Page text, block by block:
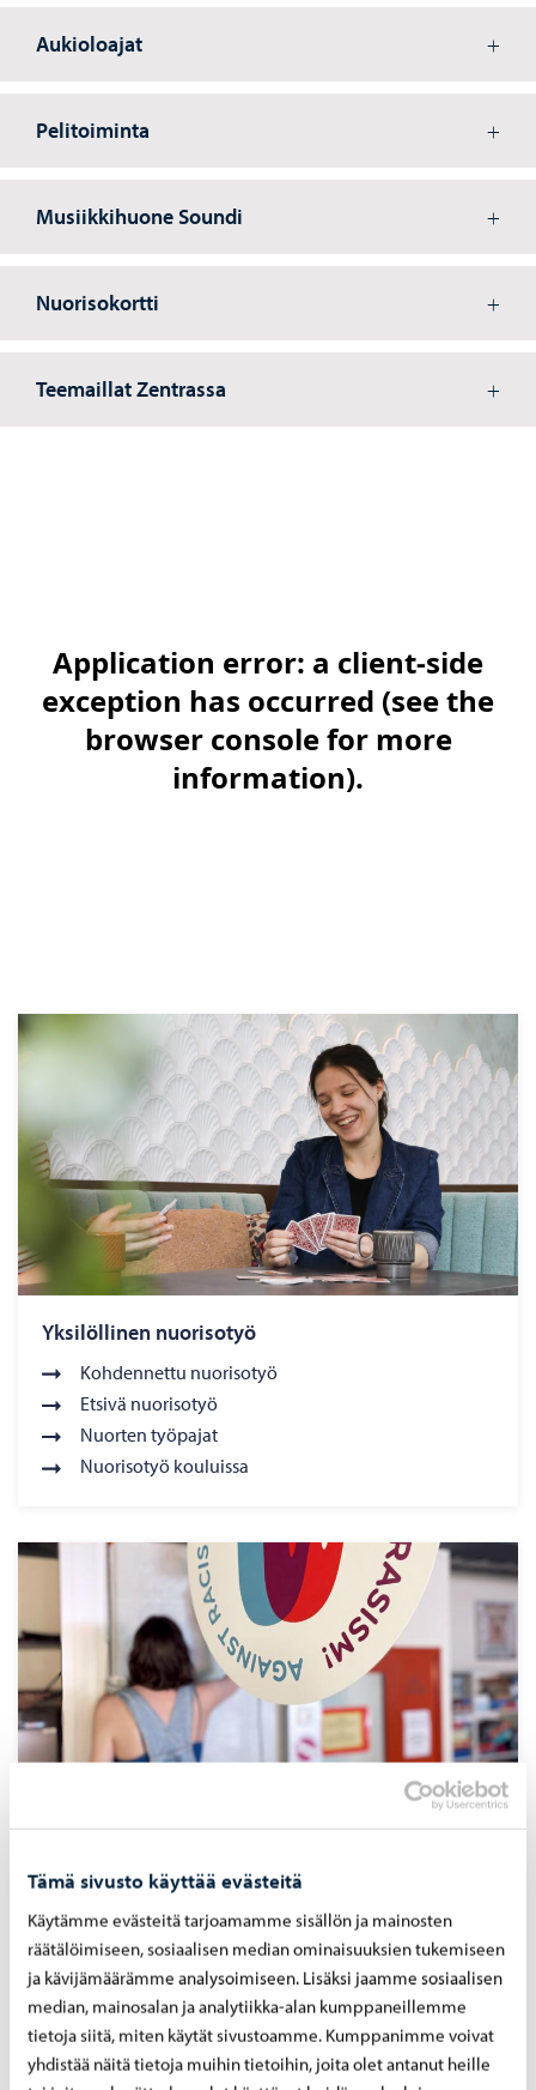
Tämä sivusto käyttää evästeitä
Käytämme evästeitä tarjoamamme sisällön ja mainosten
räätälöimiseen, sosiaalisen median ominaisuuksien tukemiseen
ja kävijämäärämme analysoimiseen. Lisäksi jaamme sosiaalisen
median, mainosalan ja analytiikka-alan kumppaneillemme
tietoja siitä, miten käytät sivustoamme. Kumppanimme voivat
yhdistää näitä tietoja muihin tietoihin, joita olet antanut heille
Aukioloajat
Pelitoiminta
Musiikkihuone Soundi
Nuorisokortti
Teemaillat Zentrassa
Yksilöllinen nuorisotyö
Kohdennettu nuorisotyö
Etsivä nuorisotyö
Nuorten työpajat
Nuorisotyö kouluissa
Avoin taidetila
Liikkuva nuorisotyö
Mopopaja
Nuorisotila Kertsi
Nuorisotila Nuokka
Nuorisotyö kouluissa